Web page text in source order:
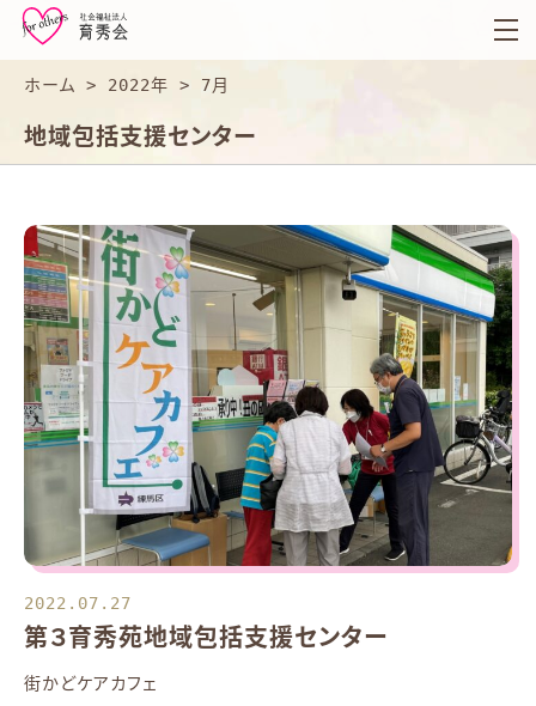
育
秀
会
ホーム > 2022年 > 7月
地域包括支援センター
2022.07.27
第３育秀苑地域包括支援センター
街かどケアカフェ